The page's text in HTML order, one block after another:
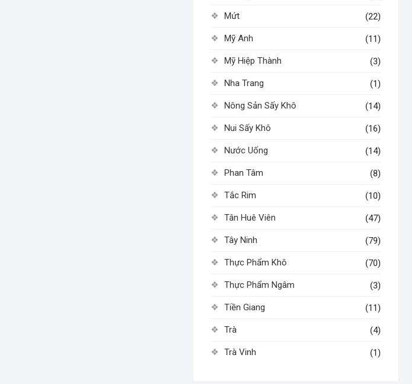
Mứt (22)
Mỹ Anh (11)
Mỹ Hiệp Thành (3)
Nha Trang (1)
Nông Sản Sấy Khô (14)
Nui Sấy Khô (16)
Nước Uống (14)
Phan Tâm (8)
Tắc Rim (10)
Tân Huê Viên (47)
Tây Ninh (79)
Thực Phẩm Khô (70)
Thực Phẩm Ngâm (3)
Tiền Giang (11)
Trà (4)
Trà Vinh (1)